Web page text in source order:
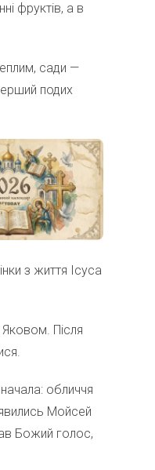
фруктів, а в
сади —
подих
з життя Ісуса
Після
обличчя
Мойсей
Божий голос,